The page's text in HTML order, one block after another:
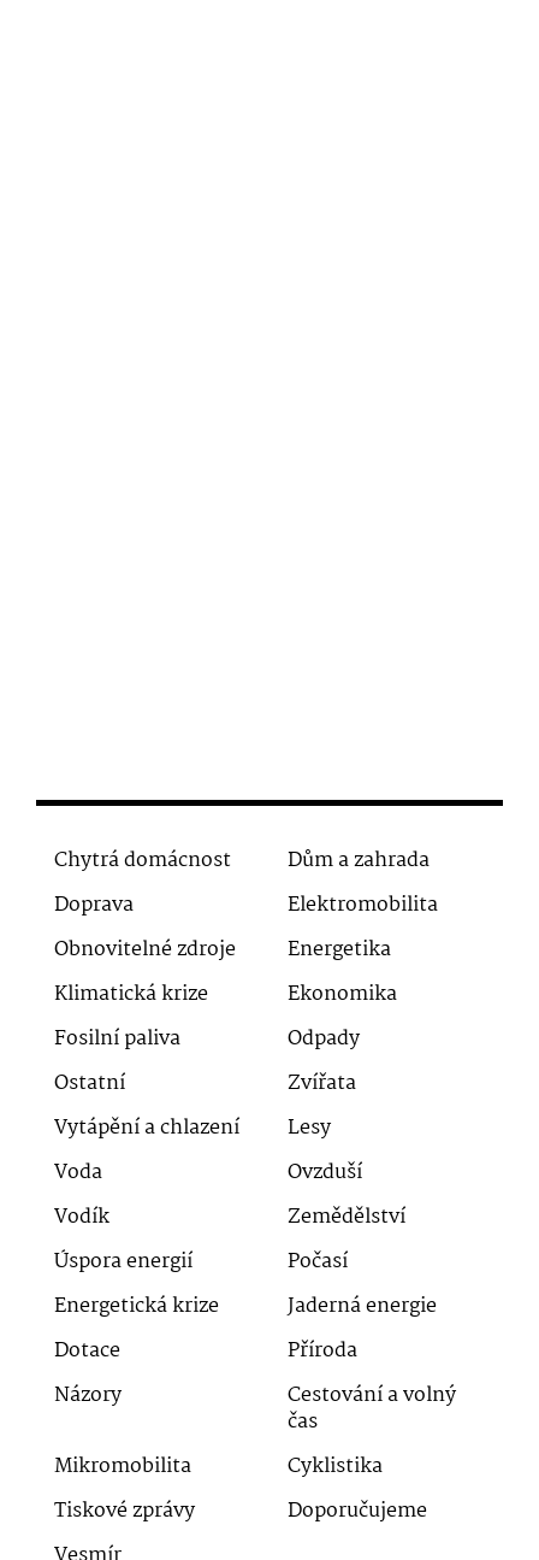
Chytrá domácnost
Dům a zahrada
Doprava
Elektromobilita
Obnovitelné zdroje
Energetika
Klimatická krize
Ekonomika
Fosilní paliva
Odpady
Ostatní
Zvířata
Vytápění a chlazení
Lesy
Voda
Ovzduší
Vodík
Zemědělství
Úspora energií
Počasí
Energetická krize
Jaderná energie
Dotace
Příroda
Názory
Cestování a volný
čas
Mikromobilita
Cyklistika
Tiskové zprávy
Doporučujeme